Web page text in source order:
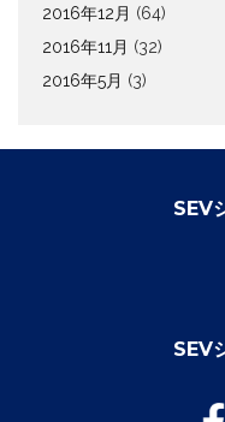
2016年12月 (64)
2016年11月 (32)
2016年5月 (3)
SEV
SEV